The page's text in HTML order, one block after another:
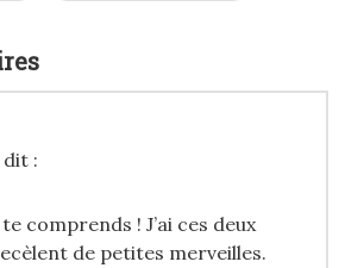
dit :
comprends ! J’ai ces deux
de petites merveilles.